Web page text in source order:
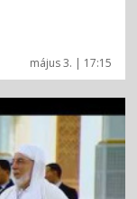
május 3. | 17:15